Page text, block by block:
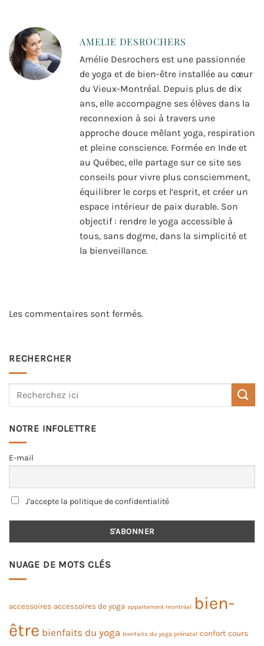
AMELIE DESROCHERS
Amélie Desrochers est une passionnée
de yoga et de bien-être installée au cœur
du Vieux-Montréal. Depuis plus de dix
ans, elle accompagne ses élèves dans la
reconnexion à soi à travers une
approche douce mêlant yoga, respiration
et pleine conscience. Formée en Inde et
au Québec, elle partage sur ce site ses
conseils pour vivre plus consciemment,
équilibrer le corps et l’esprit, et créer un
espace intérieur de paix durable. Son
objectif : rendre le yoga accessible à
tous, sans dogme, dans la simplicité et
la bienveillance.
Les commentaires sont fermés.
RECHERCHER
NOTRE INFOLETTRE
E-mail
J'accepte la politique de confidentialité
NUAGE DE MOTS CLÉS
accessoires accessoires de yoga appartement montréal
bien-
être bienfaits du yoga bienfaits du yoga prénatal confort cours